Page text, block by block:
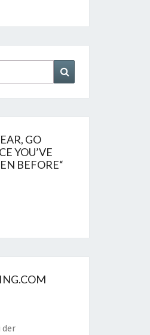
GO
YOU’VE
BEFORE“
der